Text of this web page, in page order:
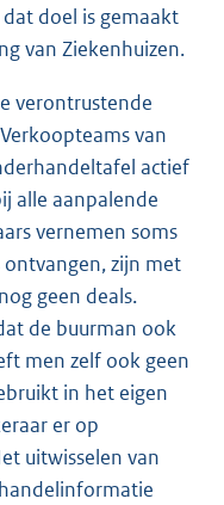
doel is gemaakt
van Ziekenhuizen.
verontrustende
van
actief
alle aanpalende
vernemen soms
zijn met
geen deals.
de buurman ook
men zelf ook geen
in het eigen
er op
uitwisselen van